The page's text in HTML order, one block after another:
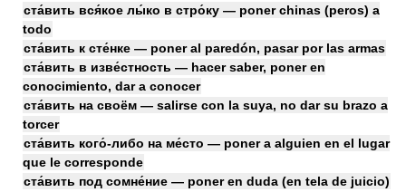
ста́вить вся́кое лы́ко в стро́ку — poner chinas (peros) a
todo
ста́вить к сте́нке — poner al paredón, pasar por las armas
ста́вить в изве́стность — hacer saber, poner en
conocimiento, dar a conocer
ста́вить на своём — salirse con la suya, no dar su brazo a
torcer
ста́вить кого́-либо на ме́сто — poner a alguien en el lugar
que le corresponde
ста́вить под сомне́ние — poner en duda (en tela de juicio)